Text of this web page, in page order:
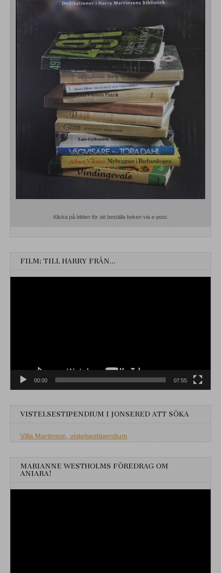
Klicka på bilden för att beställa boken via e-post.
FILM: TILL HARRY FRÅN…
00:00 07:55
VISTELSESTIPENDIUM I JONSERED ATT SÖKA
Villa Martinson, vistelsestipendium
MARIANNE WESTHOLMS FÖREDRAG OM
ANIARA!